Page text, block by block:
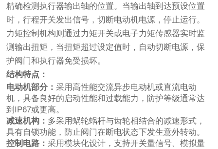
精确检测执行器输出轴的位置。当输出轴到达预设位置
时，行程开关发出信号，切断电动机电源，停止运行。
力矩控制机构则通过力矩开关或电子力矩传感器实时监
测输出扭矩，当扭矩超过设定值时，自动切断电源，保
护阀门和执行器免受损坏。
结构特点：
电动机部分： 采用高性能交流异步电动机或直流电动
机，具备良好的启动性能和过载能力，防护等级通常达
到IP67或更高。
减速机构： 多采用蜗轮蜗杆与齿轮相结合的减速形式，
具有自锁功能，防止阀门在断电状态下发生意外转动。
控制电路： 采用模块化设计，支持开关量信号、模拟量